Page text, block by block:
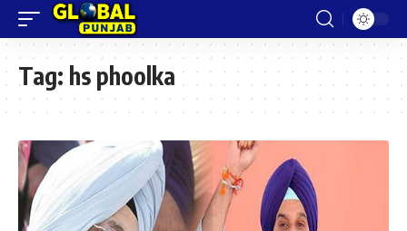
Tag: hs phoolka